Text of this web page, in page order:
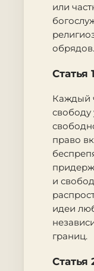
или
обрядов.
Статья
Каждый
право
и
идеи
границ.
Статья